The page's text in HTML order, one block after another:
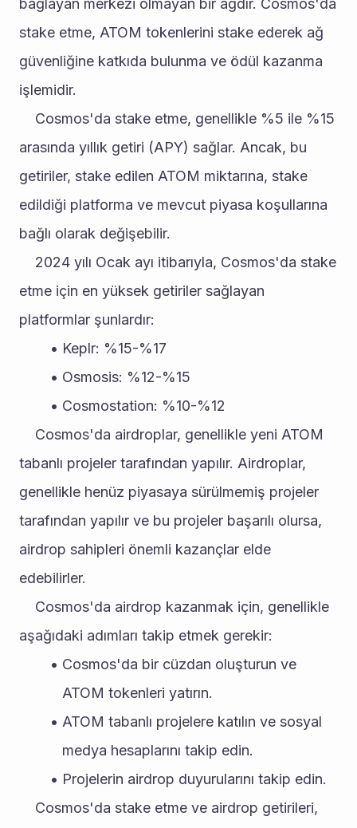
bağlayan merkezi olmayan bir ağdır. Cosmos'da
stake etme, ATOM tokenlerini stake ederek ağ
güvenliğine katkıda bulunma ve ödül kazanma
işlemidir.
arasında yıllık getiri (APY) sağlar. Ancak, bu
getiriler, stake edilen ATOM miktarına, stake
edildiği platforma ve mevcut piyasa koşullarına
bağlı olarak değişebilir.
etme için en yüksek getiriler sağlayan
platformlar şunlardır:
Keplr: %15-%17
Osmosis: %12-%15
Cosmostation: %10-%12
tabanlı projeler tarafından yapılır. Airdroplar,
genellikle henüz piyasaya sürülmemiş projeler
tarafından yapılır ve bu projeler başarılı olursa,
airdrop sahipleri önemli kazançlar elde
edebilirler.
aşağıdaki adımları takip etmek gerekir:
Cosmos'da bir cüzdan oluşturun ve
ATOM tokenleri yatırın.
ATOM tabanlı projelere katılın ve sosyal
medya hesaplarını takip edin.
Projelerin airdrop duyurularını takip edin.